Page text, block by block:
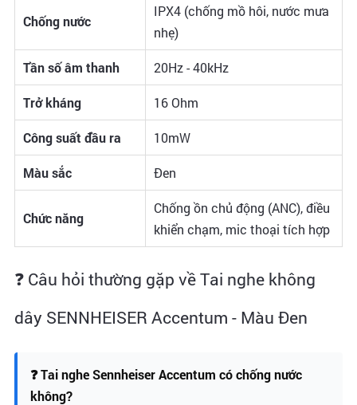
Chống nước
IPX4 (chống mồ hôi, nước mưa
nhẹ)
Tần số âm thanh 20Hz - 40kHz
Trở kháng 16 Ohm
Công suất đầu ra 10mW
Màu sắc Đen
Chức năng
Chống ồn chủ động (ANC), điều
khiển chạm, mic thoại tích hợp
❓ Câu hỏi thường gặp về Tai nghe không
dây SENNHEISER Accentum - Màu Đen
❓ Tai nghe Sennheiser Accentum có chống nước
không?